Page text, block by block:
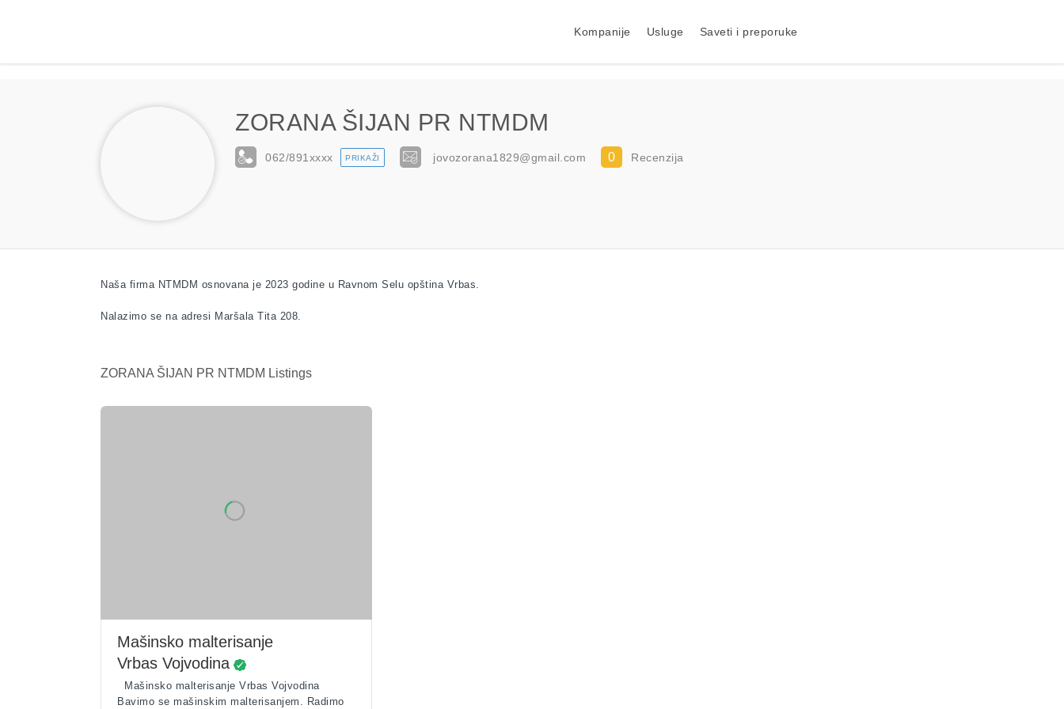
Kompanije Usluge Saveti i preporuke
ZORANA ŠIJAN PR NTMDM
062/891 xxxx PRIKAŽI jovozorana1829@gmail.com 0 Recenzija
Naša firma NTMDM osnovana je 2023 godine u Ravnom Selu opština Vrbas.
Nalazimo se na adresi Maršala Tita 208.
ZORANA ŠIJAN PR NTMDM Listings
Mašinsko malterisanje
Vrbas Vojvodina
Mašinsko malterisanje Vrbas Vojvodina
Bavimo se mašinskim malterisanjem. Radimo